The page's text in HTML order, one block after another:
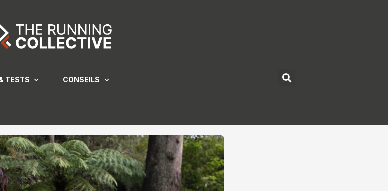
TESTS CONSEILS